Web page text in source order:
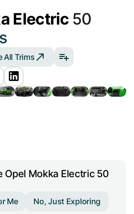
Electric 50
All Trims
Opel Mokka Electric 50
Me No, Just Exploring